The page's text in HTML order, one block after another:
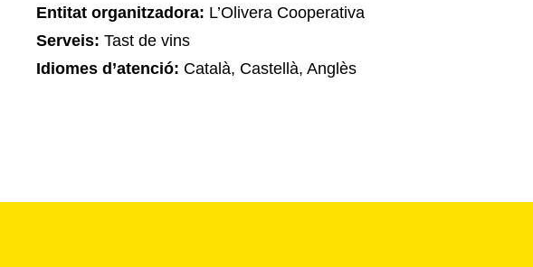
Entitat organitzadora: L’Olivera Cooperativa
Serveis: Tast de vins
Idiomes d’atenció: Català, Castellà, Anglès